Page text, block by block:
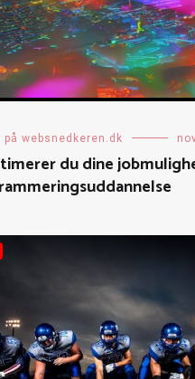
websnedkeren.dk
du dine